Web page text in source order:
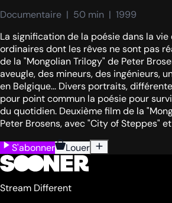
Documentaire  |  50 min  |  1999
La signification de la poésie dans la vie
ordinaires dont les rêves ne sont pas
de la "Mongolian Trilogy" de Peter
aveugle, des mineurs, des ingénieurs,
en Belgique... Divers portraits,
pour point commun la poésie pour
du quotidien. Deuxième film de la
Peter Brosens, avec "City of Steppes"
S'abonner
Louer
Stream Different